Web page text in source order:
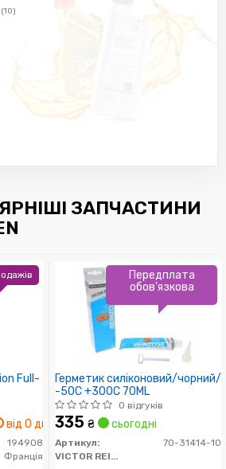
(10)
ЗАПЧАСТИНИ
Full-
від 0 дн.
194908
Франція
Герметик силіконовий/чорний/
-50C +300C 70ML
0 відгуків
335 ₴ сьогодні
Артикул:
70-31414-10
VICTOR REINZ
Передплата
обов'язкова